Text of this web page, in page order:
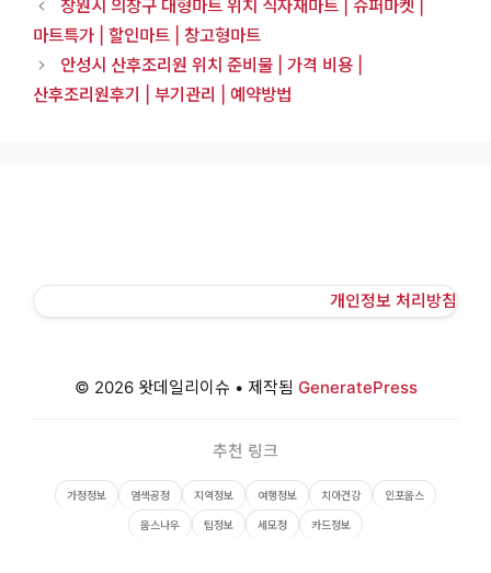
창원시 의창구 대형마트 위치 식자재마트 | 슈퍼마켓 |
마트특가 | 할인마트 | 창고형마트
안성시 산후조리원 위치 준비물 | 가격 비용 |
산후조리원후기 | 부기관리 | 예약방법
개인정보 처리방침
© 2026 왓데일리이슈 • 제작됨 GeneratePress
추천 링크
가정정보 염색공정 지역정보 여행정보 치아건강 인포웁스
웁스나우 팁정보 세모정 카드정보